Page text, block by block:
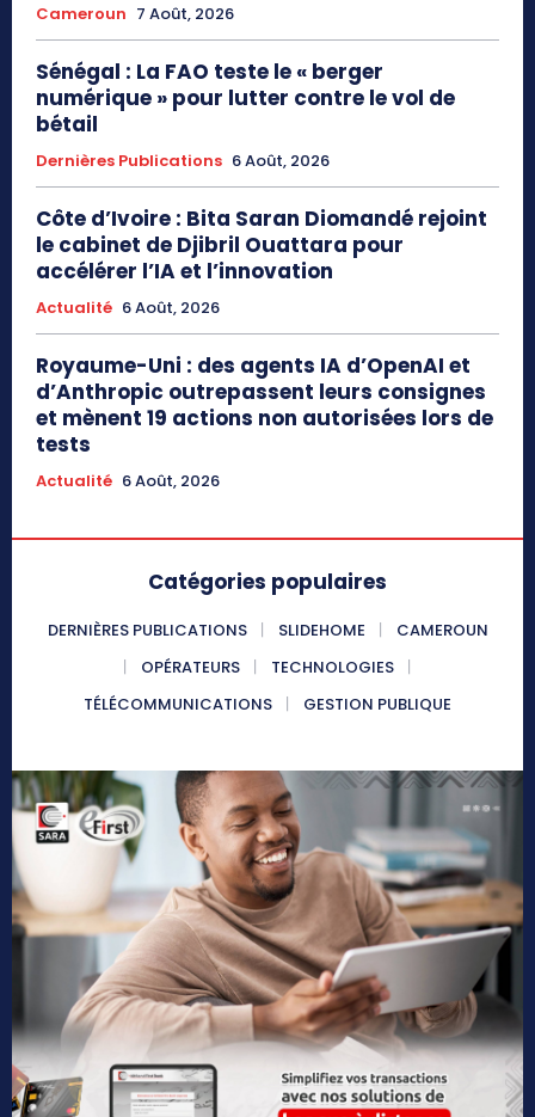
Cameroun 7 Août, 2026
Sénégal : La FAO teste le « berger
numérique » pour lutter contre le vol de
bétail
Dernières Publications 6 Août, 2026
Côte d’Ivoire : Bita Saran Diomandé rejoint
le cabinet de Djibril Ouattara pour
accélérer l’IA et l’innovation
Actualité 6 Août, 2026
Royaume-Uni : des agents IA d’OpenAI et
d’Anthropic outrepassent leurs consignes
et mènent 19 actions non autorisées lors de
tests
Actualité 6 Août, 2026
Catégories populaires
DERNIÈRES PUBLICATIONS SLIDEHOME
CAMEROUN
OPÉRATEURS
TECHNOLOGIES
TÉLÉCOMMUNICATIONS
GESTION PUBLIQUE